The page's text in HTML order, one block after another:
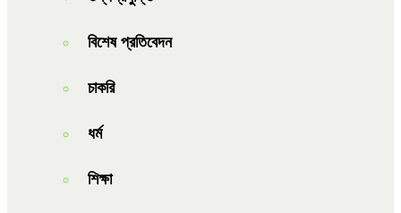
বিশেষ প্রতিবেদন
চাকরি
ধর্ম
শিক্ষা